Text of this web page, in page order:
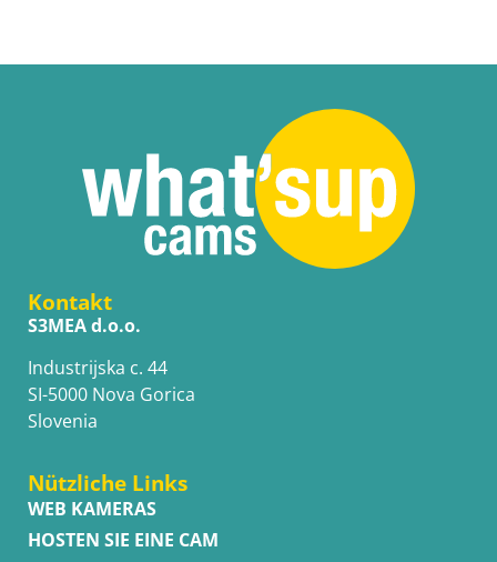
Kontakt
S3MEA d.o.o.
Industrijska c. 44
SI-5000 Nova Gorica
Slovenia
Nützliche Links
WEB KAMERAS
HOSTEN SIE EINE CAM